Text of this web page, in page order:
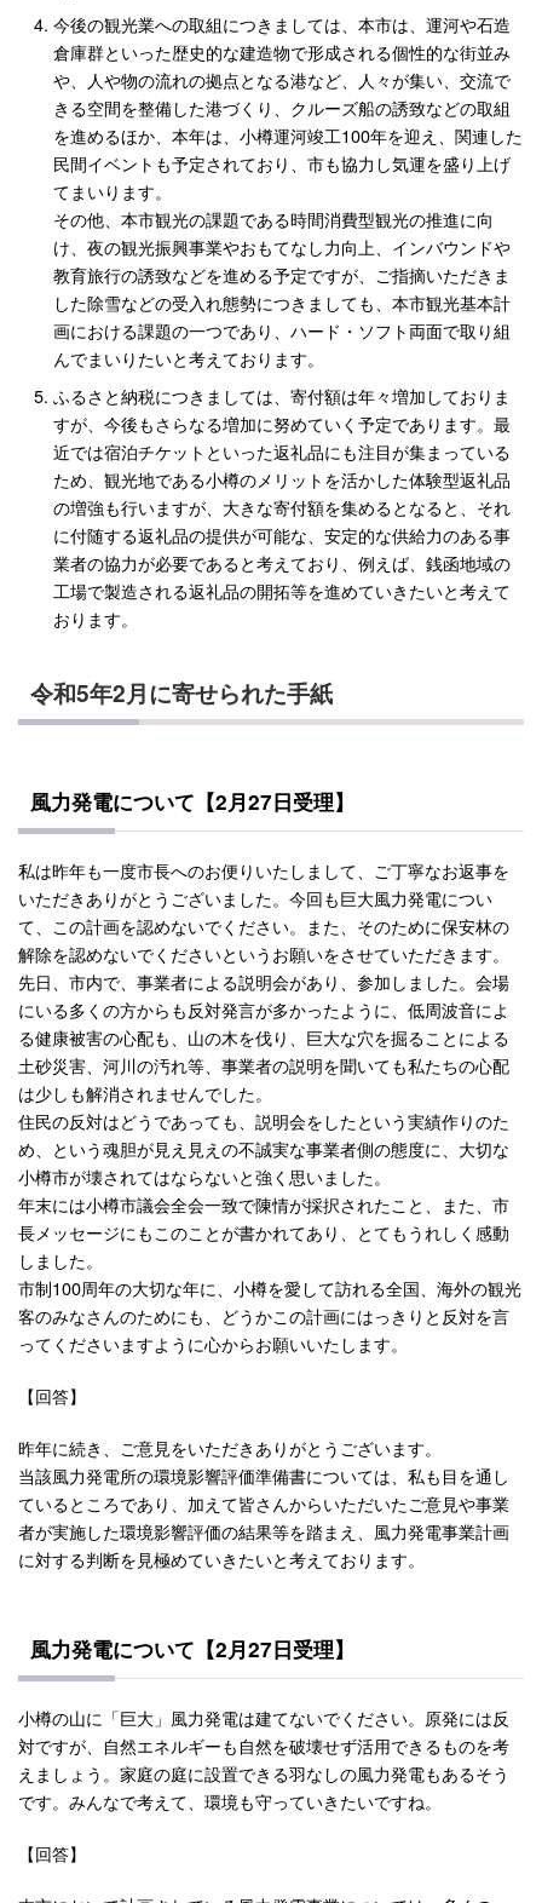
今後の観光業への取組につきましては、本市は、運河や石造
倉庫群といった歴史的な建造物で形成される個性的な街並み
や、人や物の流れの拠点となる港など、人々が集い、交流で
きる空間を整備した港づくり、クルーズ船の誘致などの取組
を進めるほか、本年は、小樽運河竣工100年を迎え、関連した
民間イベントも予定されており、市も協力し気運を盛り上げ
てまいります。
その他、本市観光の課題である時間消費型観光の推進に向
け、夜の観光振興事業やおもてなし力向上、インバウンドや
教育旅行の誘致などを進める予定ですが、ご指摘いただきま
した除雪などの受入れ態勢につきましても、本市観光基本計
画における課題の一つであり、ハード・ソフト両面で取り組
んでまいりたいと考えております。
ふるさと納税につきましては、寄付額は年々増加しておりま
すが、今後もさらなる増加に努めていく予定であります。最
近では宿泊チケットといった返礼品にも注目が集まっている
ため、観光地である小樽のメリットを活かした体験型返礼品
の増強も行いますが、大きな寄付額を集めるとなると、それ
に付随する返礼品の提供が可能な、安定的な供給力のある事
業者の協力が必要であると考えており、例えば、銭函地域の
工場で製造される返礼品の開拓等を進めていきたいと考えて
おります。
令和5年2月に寄せられた手紙
風力発電について【2月27日受理】
私は昨年も一度市長へのお便りいたしまして、ご丁寧なお返事を
いただきありがとうございました。今回も巨大風力発電につい
て、この計画を認めないでください。また、そのために保安林の
解除を認めないでくださいというお願いをさせていただきます。
先日、市内で、事業者による説明会があり、参加しました。会場
にいる多くの方からも反対発言が多かったように、低周波音によ
る健康被害の心配も、山の木を伐り、巨大な穴を掘ることによる
土砂災害、河川の汚れ等、事業者の説明を聞いても私たちの心配
は少しも解消されませんでした。
住民の反対はどうであっても、説明会をしたという実績作りのた
め、という魂胆が見え見えの不誠実な事業者側の態度に、大切な
小樽市が壊されてはならないと強く思いました。
年末には小樽市議会全会一致で陳情が採択されたこと、また、市
長メッセージにもこのことが書かれてあり、とてもうれしく感動
しました。
市制100周年の大切な年に、小樽を愛して訪れる全国、海外の観光
客のみなさんのためにも、どうかこの計画にはっきりと反対を言
ってくださいますように心からお願いいたします。
【回答】
昨年に続き、ご意見をいただきありがとうございます。
当該風力発電所の環境影響評価準備書については、私も目を通し
ているところであり、加えて皆さんからいただいたご意見や事業
者が実施した環境影響評価の結果等を踏まえ、風力発電事業計画
に対する判断を見極めていきたいと考えております。
風力発電について【2月27日受理】
小樽の山に「巨大」風力発電は建てないでください。原発には反
対ですが、自然エネルギーも自然を破壊せず活用できるものを考
えましょう。家庭の庭に設置できる羽なしの風力発電もあるそう
です。みんなで考えて、環境も守っていきたいですね。
【回答】